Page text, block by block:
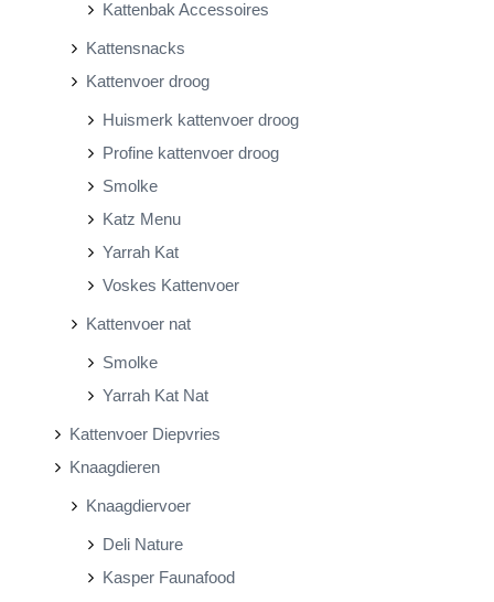
Kattenbak Accessoires
Kattensnacks
Kattenvoer droog
Huismerk kattenvoer droog
Profine kattenvoer droog
Smolke
Katz Menu
Yarrah Kat
Voskes Kattenvoer
Kattenvoer nat
Smolke
Yarrah Kat Nat
Kattenvoer Diepvries
Knaagdieren
Knaagdiervoer
Deli Nature
Kasper Faunafood